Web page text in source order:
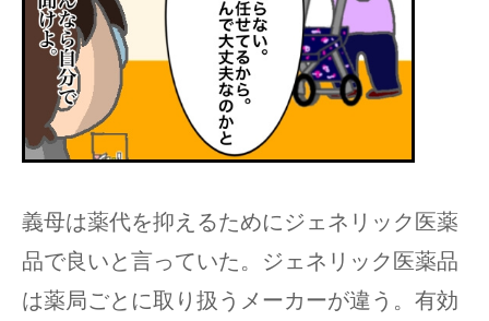
義母は薬代を抑えるためにジェネリック医薬
品で良いと言っていた。ジェネリック医薬品
は薬局ごとに取り扱うメーカーが違う。有効